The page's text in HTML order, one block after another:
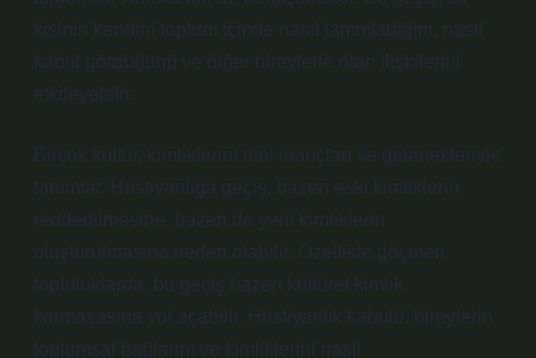
kişinin kendini toplum içinde nasıl tanımladığını, nasıl
kabul gördüğünü ve diğer bireylerle olan ilişkilerini
etkileyebilir.
Birçok kültür, kimliklerini dini inançları ve gelenekleriyle
tanımlar. Hristiyanlığa geçiş, bazen eski kimliklerin
reddedilmesine, bazen de yeni kimliklerin
oluşturulmasına neden olabilir. Özellikle göçmen
topluluklarda, bu geçiş bazen kültürel kimlik
karmaşasına yol açabilir. Hristiyanlık kabulü, bireylerin
toplumsal bağlarını ve kimliklerini nasıl